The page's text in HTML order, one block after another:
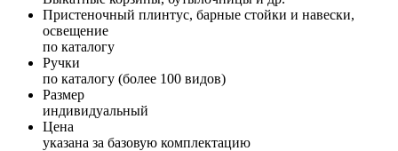
Пристеночный плинтус, барные стойки и навески,
освещение
по каталогу
Ручки
по каталогу (более 100 видов)
Размер
индивидуальный
Цена
указана за базовую комплектацию